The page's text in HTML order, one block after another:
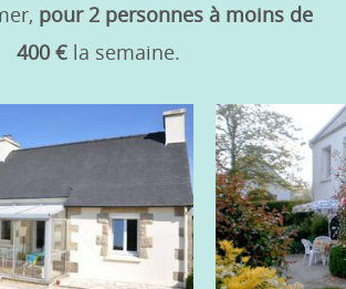
pour 2 personnes à moins de
400 € la semaine.